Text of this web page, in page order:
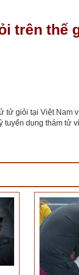
trên thế
tử giỏi tại Việt Nam
tuyển dụng thám tử